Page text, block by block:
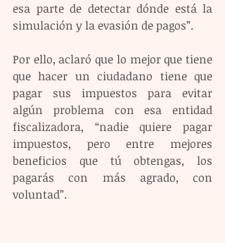
esa parte de detectar dónde está la
simulación y la evasión de pagos”.
Por ello, aclaró que lo mejor que tiene
que hacer un ciudadano tiene que
pagar sus impuestos para evitar
algún problema con esa entidad
fiscalizadora, “nadie quiere pagar
impuestos, pero entre mejores
beneficios que tú obtengas, los
pagarás con más agrado, con
voluntad”.